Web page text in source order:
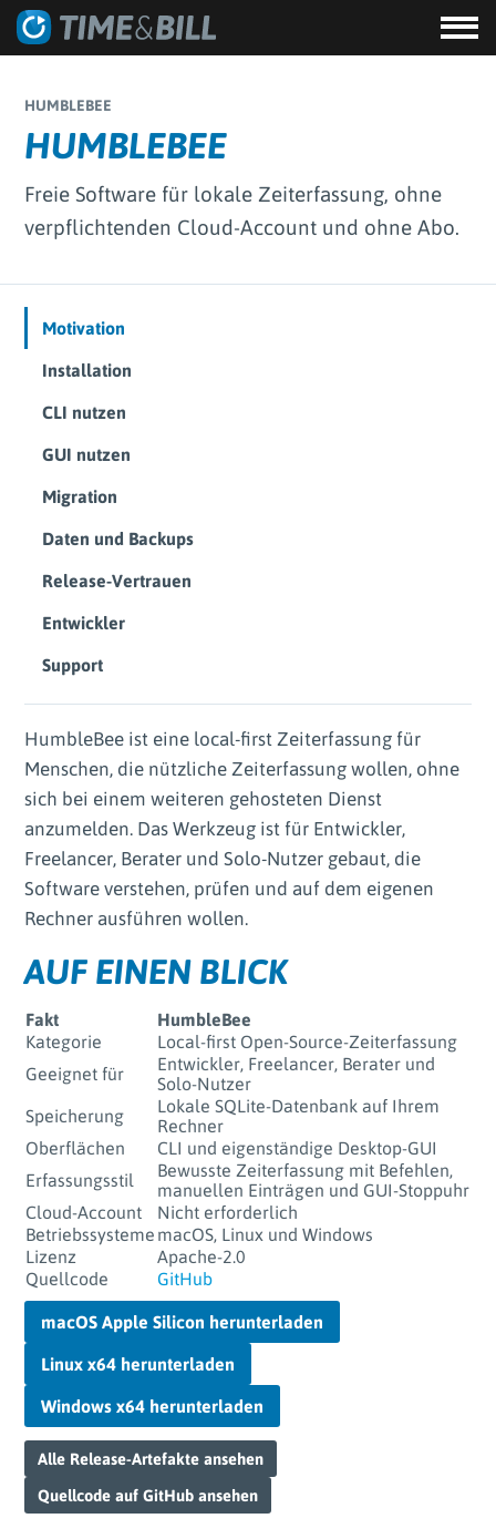
HUMBLEBEE
HUMBLEBEE
Freie Software für lokale Zeiterfassung, ohne
verpflichtenden Cloud-Account und ohne Abo.
Motivation
Installation
CLI nutzen
GUI nutzen
Migration
Daten und Backups
Release-Vertrauen
Entwickler
Support
HumbleBee ist eine local-first Zeiterfassung für
Menschen, die nützliche Zeiterfassung wollen, ohne
sich bei einem weiteren gehosteten Dienst
anzumelden. Das Werkzeug ist für Entwickler,
Freelancer, Berater und Solo-Nutzer gebaut, die
Software verstehen, prüfen und auf dem eigenen
Rechner ausführen wollen.
AUF EINEN BLICK
Fakt
HumbleBee
Kategorie
Local-first Open-Source-Zeiterfassung
Geeignet für
Entwickler, Freelancer, Berater und
Solo-Nutzer
Speicherung
Lokale SQLite-Datenbank auf Ihrem
Rechner
Oberflächen
CLI und eigenständige Desktop-GUI
Erfassungsstil
Bewusste Zeiterfassung mit Befehlen,
manuellen Einträgen und GUI-Stoppuhr
Cloud-Account
Nicht erforderlich
Betriebssysteme macOS, Linux und Windows
Lizenz
Apache-2.0
Quellcode
GitHub
macOS Apple Silicon herunterladen
Linux x64 herunterladen
Windows x64 herunterladen
Alle Release-Artefakte ansehen
Quellcode auf GitHub ansehen